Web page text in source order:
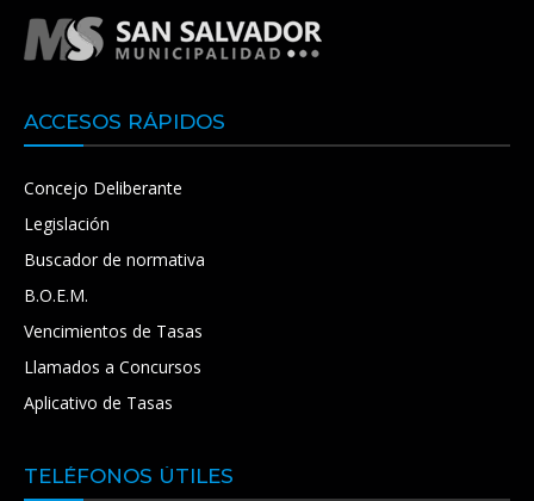
ACCESOS RÁPIDOS
Concejo Deliberante
Legislación
Buscador de normativa
B.O.E.M.
Vencimientos de Tasas
Llamados a Concursos
Aplicativo de Tasas
TELÉFONOS ÚTILES